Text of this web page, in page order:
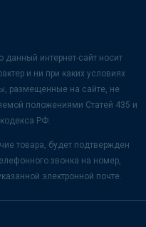
интернет-сайт носит
и ни при каких условиях
размещенные на сайте, не
положениями Статей 435 и
РФ.
товара, будет подтвержден
звонка на номер,
электронной почте.